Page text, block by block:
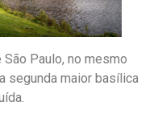
Paulo, no mesmo
segunda maior basílica